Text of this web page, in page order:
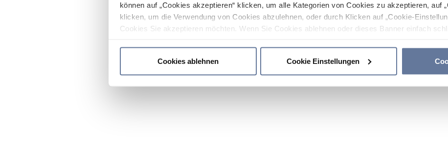
können auf „Cookies akzeptieren“ klicken, um alle Kategorien von Cookies zu akzeptieren, auf
klicken, um die Verwendung von Cookies abzulehnen, oder durch Klicken auf „Cookie-
Cookies Sie akzeptieren möchten. Wenn Sie Cookies ablehnen oder dieses Banner einfach
Cookies ablehnen
Cookie Einstellungen